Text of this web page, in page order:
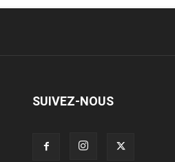
SUIVEZ-NOUS